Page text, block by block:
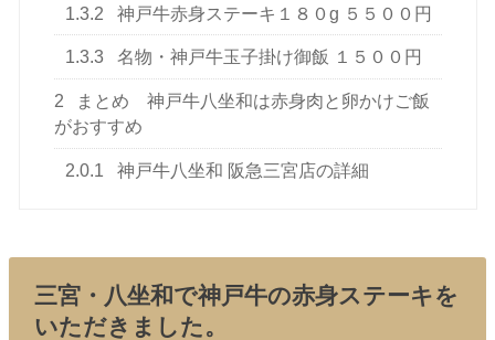
1.3.2 神戸牛赤身ステーキ１８０g ５５００円
1.3.3 名物・神戸牛玉子掛け御飯 １５００円
2
まとめ 神戸牛八坐和は赤身肉と卵かけご飯
がおすすめ
2.0.1 神戸牛八坐和 阪急三宮店の詳細
三宮・八坐和で神戸牛の赤身ステーキを
いただきました。